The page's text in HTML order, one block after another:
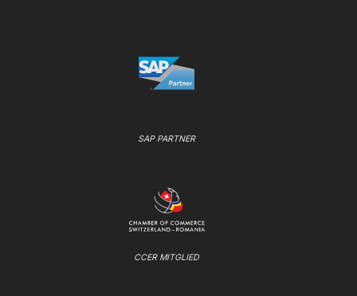
SAP PARTNER
CCER MITGLIED